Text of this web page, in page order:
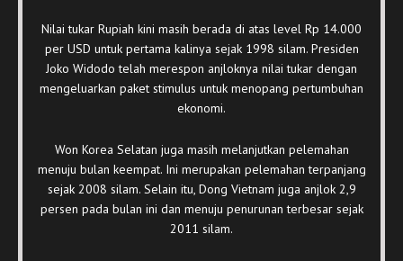
Nilai tukar Rupiah kini masih berada di atas level Rp 14.000
per USD untuk pertama kalinya sejak 1998 silam. Presiden
Joko Widodo telah merespon anjloknya nilai tukar dengan
mengeluarkan paket stimulus untuk menopang pertumbuhan
ekonomi.
Won Korea Selatan juga masih melanjutkan pelemahan
menuju bulan keempat. Ini merupakan pelemahan terpanjang
sejak 2008 silam. Selain itu, Dong Vietnam juga anjlok 2,9
persen pada bulan ini dan menuju penurunan terbesar sejak
2011 silam.